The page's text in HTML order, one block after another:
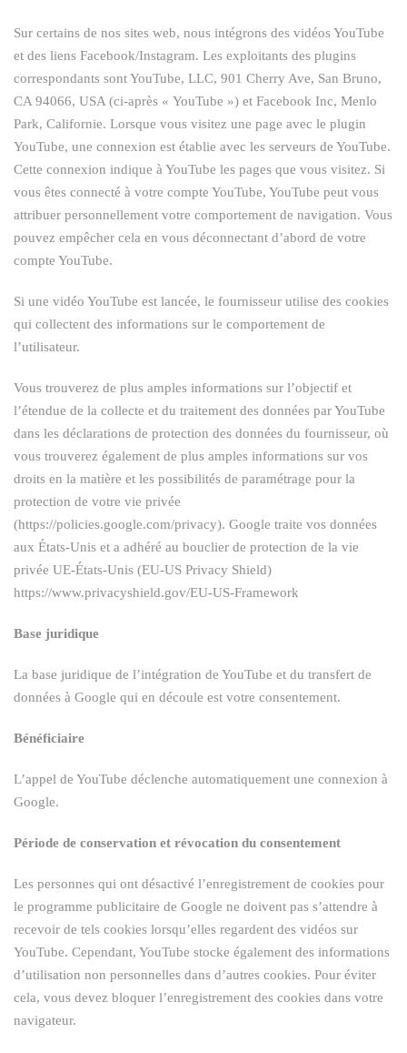
Sur certains de nos sites web, nous intégrons des vidéos YouTube
et des liens Facebook/Instagram. Les exploitants des plugins
correspondants sont YouTube, LLC, 901 Cherry Ave, San Bruno,
CA 94066, USA (ci-après « YouTube ») et Facebook Inc, Menlo
Park, Californie. Lorsque vous visitez une page avec le plugin
YouTube, une connexion est établie avec les serveurs de YouTube.
Cette connexion indique à YouTube les pages que vous visitez. Si
vous êtes connecté à votre compte YouTube, YouTube peut vous
attribuer personnellement votre comportement de navigation. Vous
pouvez empêcher cela en vous déconnectant d’abord de votre
compte YouTube.
Si une vidéo YouTube est lancée, le fournisseur utilise des cookies
qui collectent des informations sur le comportement de
l’utilisateur.
Vous trouverez de plus amples informations sur l’objectif et
l’étendue de la collecte et du traitement des données par YouTube
dans les déclarations de protection des données du fournisseur, où
vous trouverez également de plus amples informations sur vos
droits en la matière et les possibilités de paramétrage pour la
protection de votre vie privée
(https://policies.google.com/privacy). Google traite vos données
aux États-Unis et a adhéré au bouclier de protection de la vie
privée UE-États-Unis (EU-US Privacy Shield)
https://www.privacyshield.gov/EU-US-Framework
Base juridique
La base juridique de l’intégration de YouTube et du transfert de
données à Google qui en découle est votre consentement.
Bénéficiaire
L’appel de YouTube déclenche automatiquement une connexion à
Google.
Période de conservation et révocation du consentement
Les personnes qui ont désactivé l’enregistrement de cookies pour
le programme publicitaire de Google ne doivent pas s’attendre à
recevoir de tels cookies lorsqu’elles regardent des vidéos sur
YouTube. Cependant, YouTube stocke également des informations
d’utilisation non personnelles dans d’autres cookies. Pour éviter
cela, vous devez bloquer l’enregistrement des cookies dans votre
navigateur.